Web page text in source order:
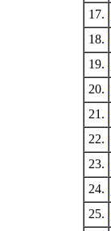
17.
18.
19.
20.
21.
22.
23.
24.
25.